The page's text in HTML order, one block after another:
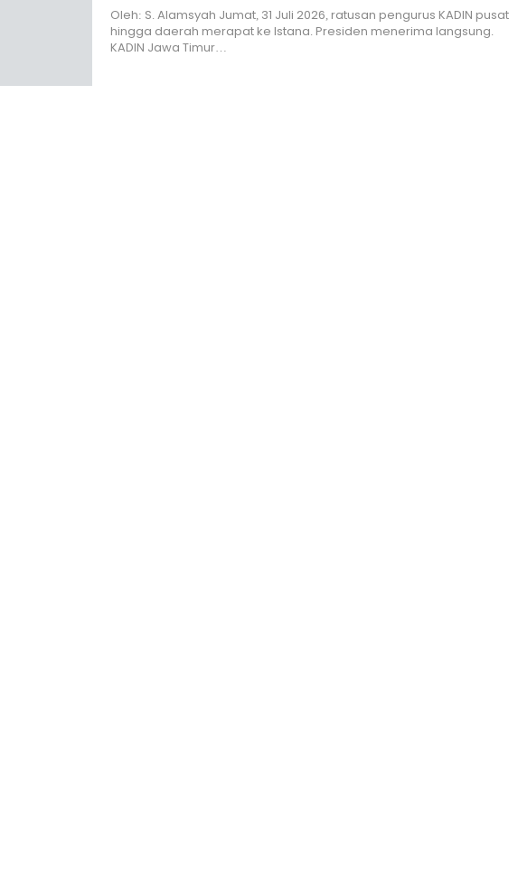
Oleh: S. Alamsyah Jumat, 31 Juli 2026, ratusan pengurus KADIN pusat
hingga daerah merapat ke Istana. Presiden menerima langsung.
KADIN Jawa Timur…